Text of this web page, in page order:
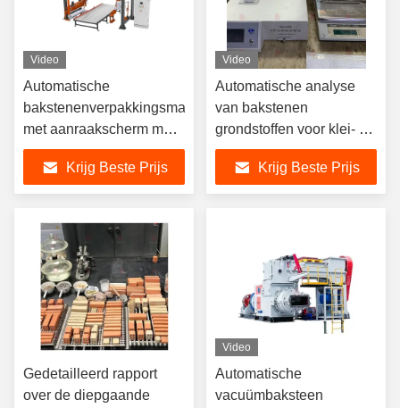
Video
Automatische
bakstenenverpakkingsmachine
met aanraakscherm met
kostenbesparing en
sterke beschermende
prestaties
Krijg Beste Prijs
Video
Automatische analyse
van bakstenen
grondstoffen voor klei- en
bodemonderzoekapparatuur
Krijg Beste Prijs
Gedetailleerd rapport
over de diepgaande
Video
Automatische
vacuümbaksteen